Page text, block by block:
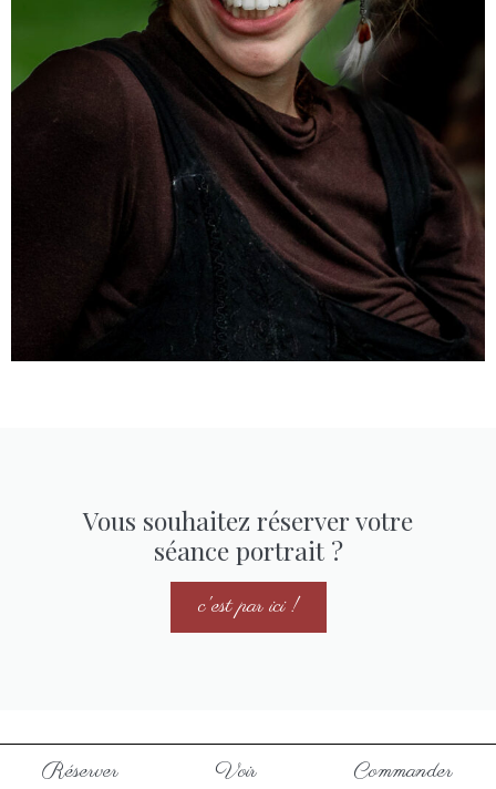
Vous souhaitez réserver votre
séance portrait ?
c'est par ici !
Réserver
Voir
Commander